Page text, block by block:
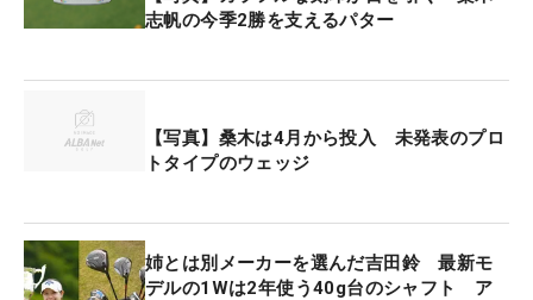
たら優勝はなかったので、しぶいパーパットが決ま
初日から「24」、「25」、「26」パット。最終日
こそ前半はチャンスメークに苦しみ「28」パットと
群のゴルフを展開できたのはグリーン上のパフォー
マンスによるところが大きかった。
志帆の今季2勝を支えるパター
【写真】桑木は4月から投入 未発表のプロ
トタイプのウェッジ
姉とは別メーカーを選んだ吉田鈴 最新モ
デルの1Wは2年使う40g台のシャフト ア